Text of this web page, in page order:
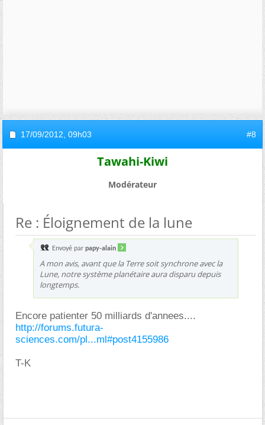
17/09/2012, 09h03 #8
Tawahi-Kiwi
Modérateur
Re : Éloignement de la lune
Envoyé par papy-alain
A mon avis, avant que la Terre soit synchrone avec la
Lune, notre système planétaire aura disparu depuis
longtemps.
Encore patienter 50 milliards d'annees....
http://forums.futura-
sciences.com/pl...ml#post4155986
T-K